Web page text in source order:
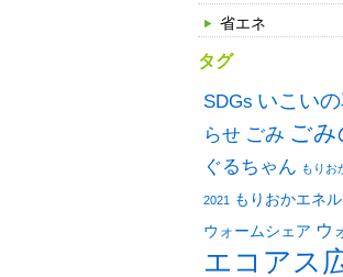
省エネ
タグ
SDGs いこい
らせ ごみ ごみ
ぐるちゃん もりお
2021
もりおかエネ
ウォームシェア ウ
エコアス